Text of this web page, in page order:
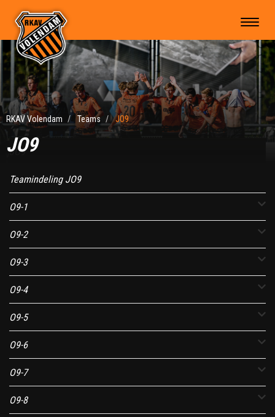
RKAV Volendam Teams JO9
JO9
JO9
Teamindeling JO9
O9-1
O9-2
O9-3
O9-4
O9-5
O9-6
O9-7
O9-8